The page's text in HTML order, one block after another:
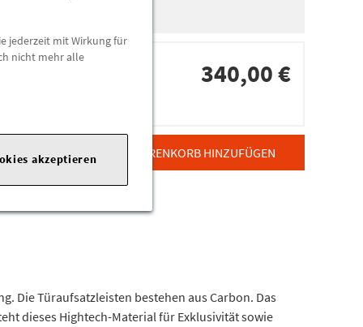
340,00 €
ZUM WARENKORB HINZUFÜGEN
Die Türaufsatzleisten bestehen aus Carbon. Das
dieses Hightech-Material für Exklusivität sowie
jederzeit mit Wirkung für
nicht mehr alle
akzeptieren